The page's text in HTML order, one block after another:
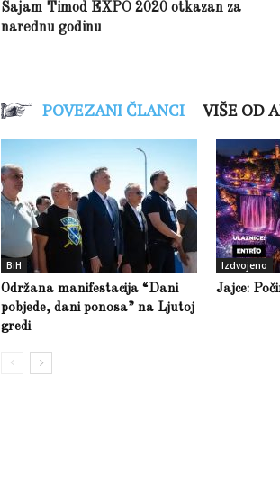
Sajam Timod EXPO 2020 otkazan za
narednu godinu
POVEZANI ČLANCI VIŠE OD
BiH
Održana manifestacija “Dani
pobjede, dani ponosa” na Ljutoj
gredi
Izdvojeno
Jajce: